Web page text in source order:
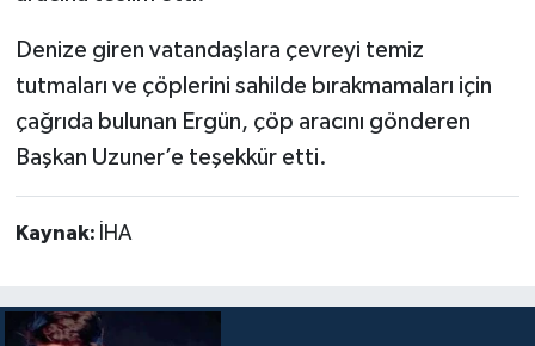
Denize giren vatandaşlara çevreyi temiz
tutmaları ve çöplerini sahilde bırakmamaları için
çağrıda bulunan Ergün, çöp aracını gönderen
Başkan Uzuner’e teşekkür etti.
Kaynak: İHA